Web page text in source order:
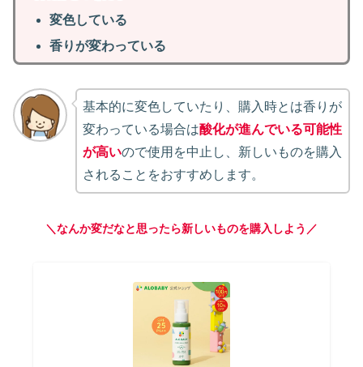
変色している
香りが変わっている
基本的に変色していたり、購入時とは香りが
変わっている場合は酸化が進んでいる可能性
が高いので使用を中止し、新しいものを購入
されることをおすすめします。
＼なんか変だなと思ったら新しいものを購入しよう／